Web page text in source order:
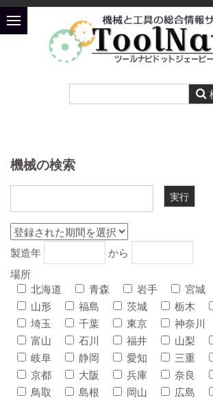
機械の検索
製造年
から
場所
北海道
青森 岩手 宮城
山形
福島 茨城 栃木
埼玉
千葉 東京 神奈川
富山
石川 福井 山梨
岐阜
静岡 愛知 三重
京都
大阪 兵庫 奈良
鳥取
島根 岡山 広島